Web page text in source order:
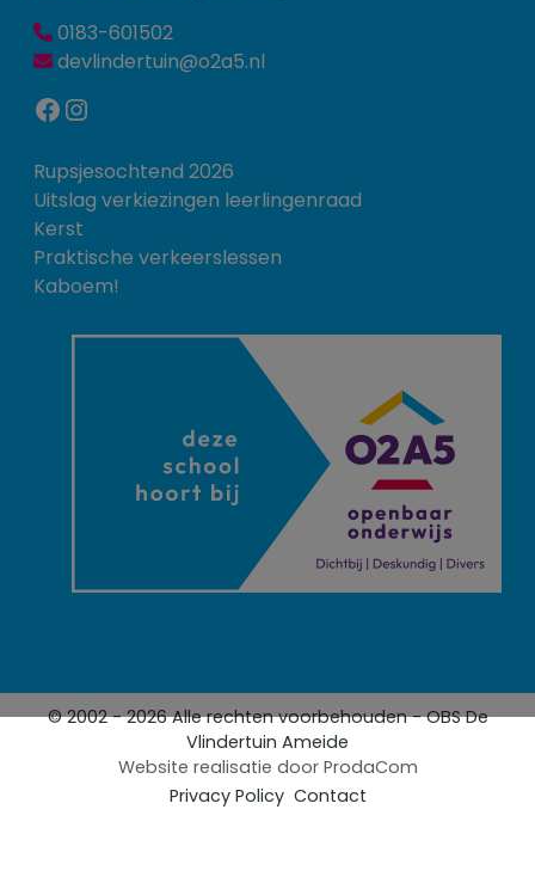
0183-601502
devlindertuin@o2a5.nl
Facebook Instagram
Rupsjesochtend 2026
Uitslag verkiezingen leerlingenraad
Kerst
Praktische verkeerslessen
Kaboem!
© 2002 - 2026 Alle rechten voorbehouden - OBS De
Vlindertuin Ameide
Website realisatie door ProdaCom
Privacy Policy Contact